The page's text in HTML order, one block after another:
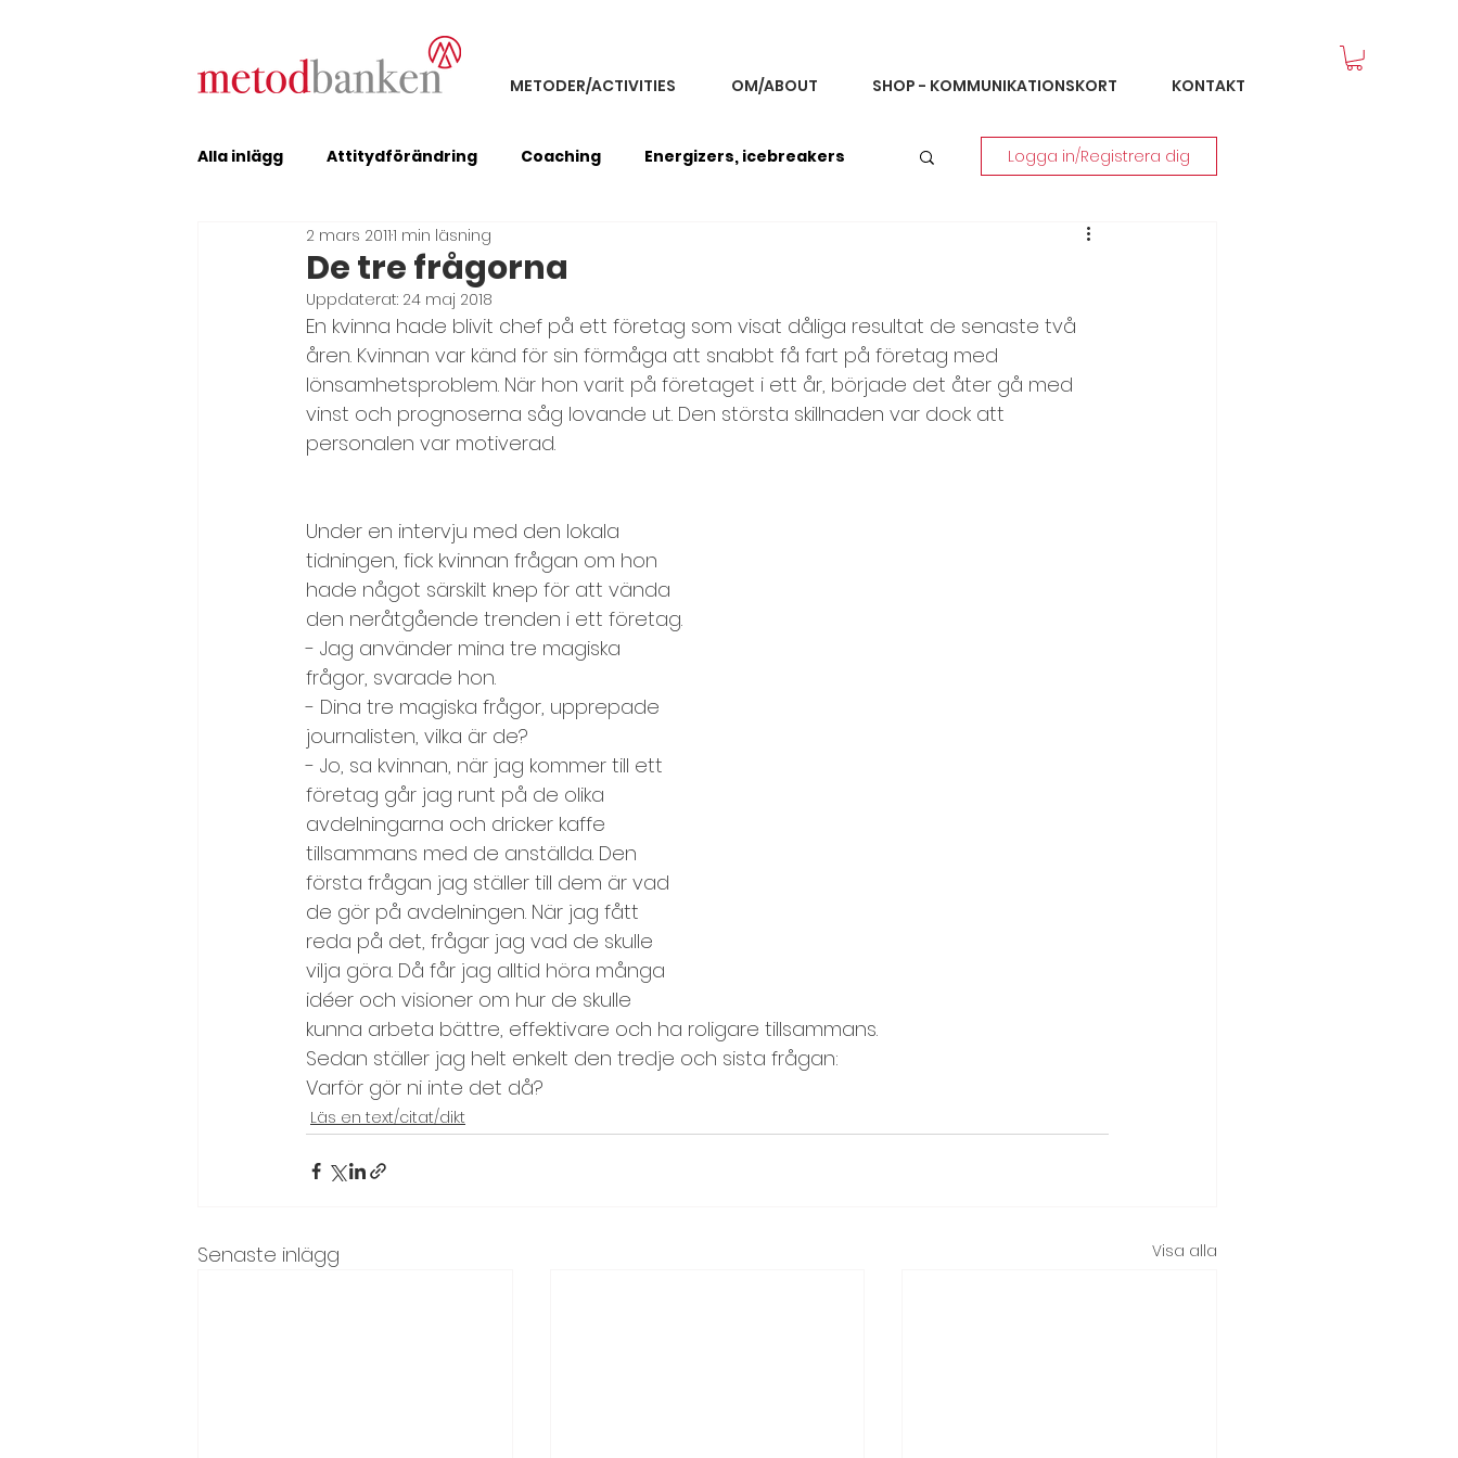
METODER/ACTIVITIES OM/ABOUT SHOP - KOMMUNIKATIONSKORT KONTAKT
Alla inlägg Attitydförändring Coaching Energizers, icebreakers
Erfarenhetsutbyte Feedback och kommunikation
Förändring, metodutveckling Improvisationsövningar
Inledning och avslutning Koncentration och fokus Konflikthantering
Läs en text/citat/dikt Medarbetarundersökning
Målbild och visioner Mötesteknik, distansmöten
Motivation och effektivitet Prioritering och planering
Problemlösning Samarbete och samarbetsövningar
Självkänsla och självledarskap Spelregler
Syfte och mål Team, teambuilding Utvärdering
Värderingsövningar
Logga in/Registrera dig
De tre frågorna
2 mars 20111 min läsning
Uppdaterat: 24 maj 2018
En kvinna hade blivit chef på ett företag som visat dåliga resultat de senaste två
åren. Kvinnan var känd för sin förmåga att snabbt få fart på företag med
lönsamhetsproblem. När hon varit på företaget i ett år, började det åter gå med
vinst och prognoserna såg lovande ut. Den största skillnaden var dock att
personalen var motiverad.
Under en intervju med den lokala
tidningen, fick kvinnan frågan om hon
hade något särskilt knep för att vända
den neråtgående trenden i ett företag.
- Jag använder mina tre magiska
frågor, svarade hon.
- Dina tre magiska frågor, upprepade
journalisten, vilka är de?
- Jo, sa kvinnan, när jag kommer till ett
företag går jag runt på de olika
avdelningarna och dricker kaffe
tillsammans med de anställda. Den
första frågan jag ställer till dem är vad
de gör på avdelningen. När jag fått
reda på det, frågar jag vad de skulle
vilja göra. Då får jag alltid höra många
idéer och visioner om hur de skulle
kunna arbeta bättre, effektivare och ha roligare tillsammans.
Sedan ställer jag helt enkelt den tredje och sista frågan:
Varför gör ni inte det då?
Läs en text/citat/dikt
Senaste inlägg Visa alla